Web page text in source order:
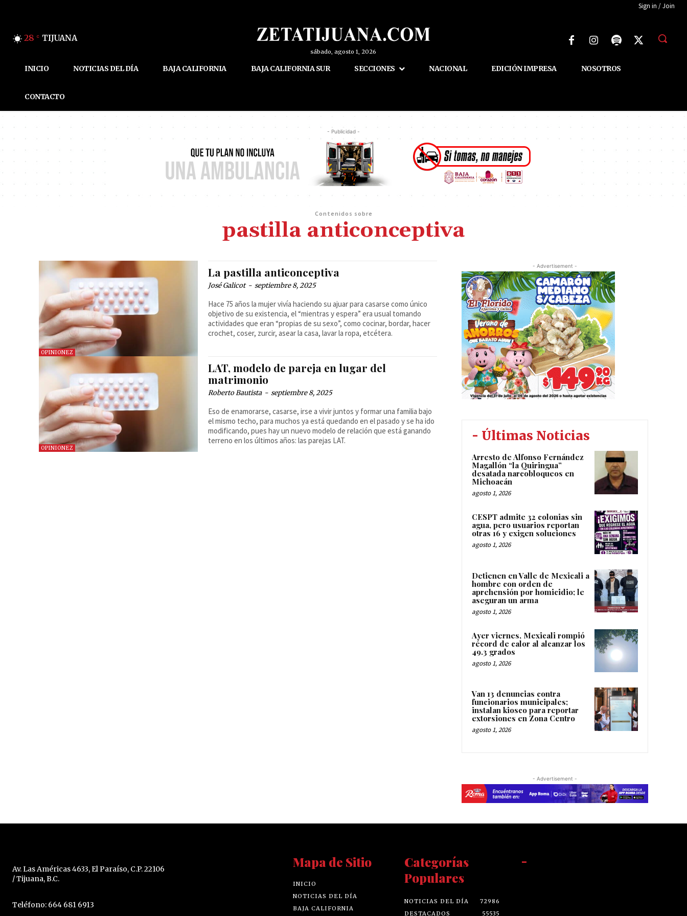
Sign in / Join
28 C TIJUANA
sábado, agosto 1, 2026
INICIO NOTICIAS DEL DÍA BAJA CALIFORNIA BAJA CALIFORNIA SUR SECCIONES NACIONAL EDICIÓN IMPRESA NOSOTROS
CONTACTO
- Publicidad -
Contenidos sobre
pastilla anticonceptiva
OPINIONEZ
La pastilla anticonceptiva
José Galicot - septiembre 8, 2025
Hace 75 años la mujer vivía haciendo su ajuar para casarse como único
objetivo de su existencia, el “mientras y espera” era usual tomando
actividades que eran “propias de su sexo”, como cocinar, bordar, hacer
crochet, coser, zurcir, asear la casa, lavar la ropa, etcétera.
OPINIONEZ
LAT, modelo de pareja en lugar del
matrimonio
Roberto Bautista - septiembre 8, 2025
Eso de enamorarse, casarse, irse a vivir juntos y formar una familia bajo
el mismo techo, para muchos ya está quedando en el pasado y se ha ido
modificando, pues hay un nuevo modelo de relación que está ganando
terreno en los últimos años: las parejas LAT.
- Advertisement -
- Últimas Noticias
Arresto de Alfonso Fernández
Magallón “la Quiringua”
desatada narcobloqueos en
Michoacán
agosto 1, 2026
CESPT admite 32 colonias sin
agua, pero usuarios reportan
otras 16 y exigen soluciones
agosto 1, 2026
Detienen en Valle de Mexicali a
hombre con orden de
aprehensión por homicidio; le
aseguran un arma
agosto 1, 2026
Ayer viernes, Mexicali rompió
récord de calor al alcanzar los
49.3 grados
agosto 1, 2026
Van 13 denuncias contra
funcionarios municipales;
instalan kiosco para reportar
extorsiones en Zona Centro
agosto 1, 2026
- Advertisement -
Av. Las Américas 4633, El Paraíso, C.P. 22106
/ Tijuana, B.C.
Teléfono: 664 681 6913
Mapa de Sitio
INICIO
NOTICIAS DEL DÍA
BAJA CALIFORNIA
Categorías
Populares
NOTICIAS DEL DÍA
72986
DESTACADOS
55535
-